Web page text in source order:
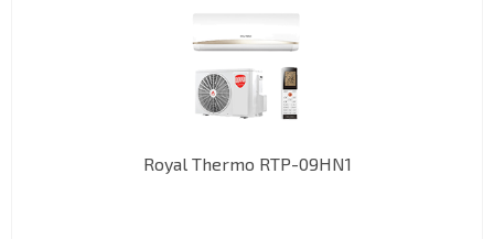
Royal Thermo RTP-09HN1